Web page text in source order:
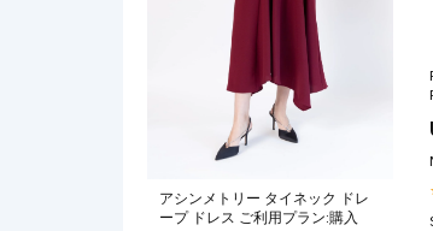
アシンメトリー タイネック ドレ
ープ ドレス ご利用プラン:購入